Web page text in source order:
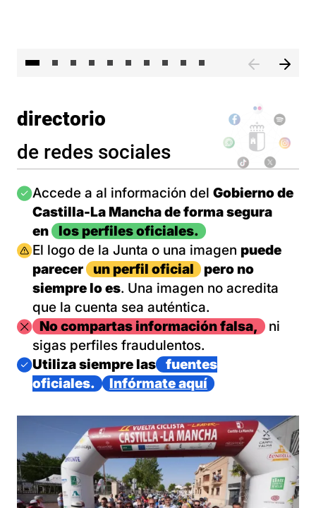
directorio
de redes sociales
Imagen
Accede a al información del Gobierno de
Castilla-La Mancha de forma segura
en
los perfiles oficiales.
Imagen
El logo de la Junta o una imagen puede
parecer
un perfil oficial
pero no
siempre lo es. Una imagen no acredita
que la cuenta sea auténtica.
ImagenNo compartas información falsa,
ni
sigas perfiles fraudulentos.
Imagen
Utiliza siempre las
fuentes
oficiales.
Infórmate aquí